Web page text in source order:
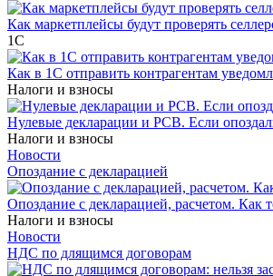
Как маркетплейсы будут проверять
1С
Как в 1С отправить контрагентам
Налоги и взносы
Нулевые декларации и РСВ. Если
Налоги и взносы
Новости
Опоздание с декларацией
Опоздание с декларацией, расчетом. Как
Налоги и взносы
Новости
НДС по длящимся договорам